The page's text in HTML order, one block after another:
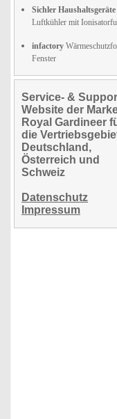
Sichler Haushaltsgeräte
Luftkühler mit
infactory
Fenster
Service- &
Website der
Royal Gardineer
die
Deutschland,
Österreich und
Schweiz
Datenschutz
Impressum